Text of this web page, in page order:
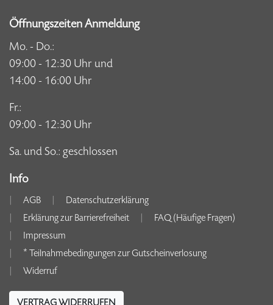
Öffnungszeiten Anmeldung
Mo. - Do.:
09:00 - 12:30 Uhr und
14:00 - 16:00 Uhr
Fr.:
09:00 - 12:30 Uhr
Sa. und So.: geschlossen
Info
AGB
Datenschutzerklärung
Erklärung zur Barrierefreiheit
FAQ (Häufige Fragen)
Impressum
* Teilnahmebedingungen zur Gutscheinverlosung
Widerruf
VERTRAG WIDERRUFEN